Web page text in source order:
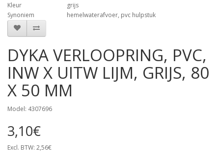
Kleur
grijs
Synoniem
hemelwaterafvoer, pvc hulpstuk
DYKA VERLOOPRING, PVC,
INW X UITW LIJM, GRIJS, 80
X 50 MM
Model: 4307696
3,10€
Excl. BTW: 2,56€